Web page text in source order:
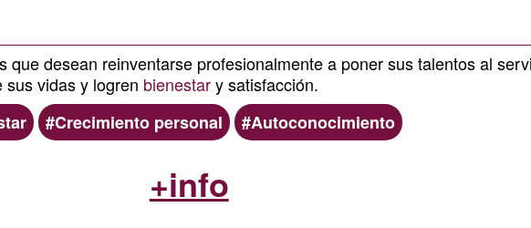
que desean reinventarse profesionalmente a poner sus talentos al
vidas y logren bienestary satisfacción.
Crecimiento personal Autoconocimiento
+info